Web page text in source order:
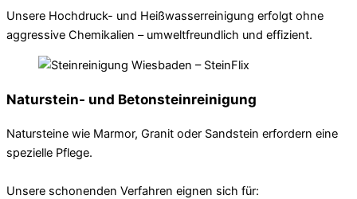
Unsere Hochdruck- und Heißwasserreinigung erfolgt ohne
aggressive Chemikalien – umweltfreundlich und effizient.
Naturstein- und Betonsteinreinigung
Natursteine wie Marmor, Granit oder Sandstein erfordern eine
spezielle Pflege.
Unsere schonenden Verfahren eignen sich für: